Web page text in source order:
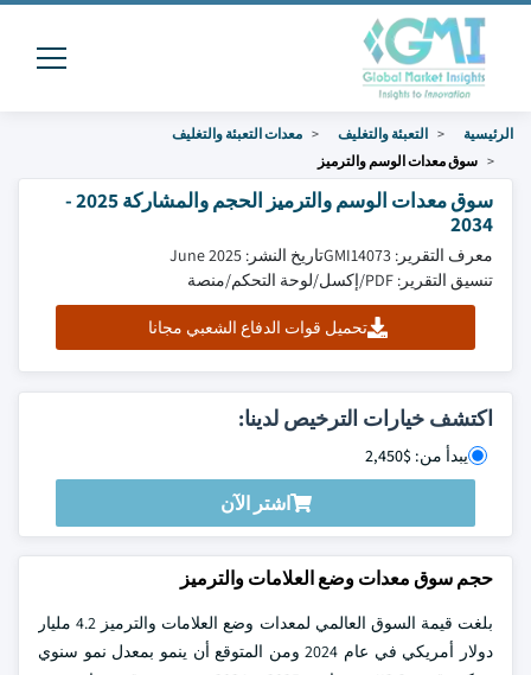
الرئيسية التعبئة والتغليف
معدات التعبئة والتغليف
سوق معدات الوسم والترميز
سوق معدات الوسم والترميز الحجم والمشاركة 2025 -
2034
معرف التقرير: GMI14073
تاريخ النشر: June 2025
تنسيق التقرير: PDF/إكسل/لوحة التحكم/منصة
تحميل قوات الدفاع الشعبي مجانا
اكتشف خيارات الترخيص لدينا:
يبدأ من: $2,450
اشتر الآن
حجم سوق معدات وضع العلامات والترميز
بلغت قيمة السوق العالمي لمعدات وضع العلامات والترميز 4.2 مليار
دولار أمريكي في عام 2024 ومن المتوقع أن ينمو بمعدل نمو سنوي